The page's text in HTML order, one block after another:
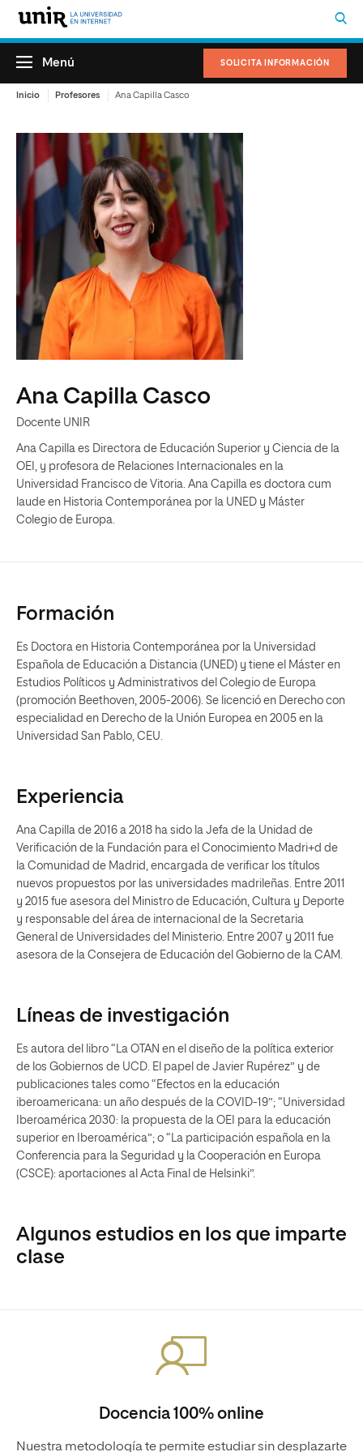
SOLICITA INFORMACIÓN
Menú
Inicio Profesores Ana Capilla Casco
Ana Capilla Casco
Docente UNIR
Ana Capilla es Directora de Educación Superior y Ciencia de la
OEI, y profesora de Relaciones Internacionales en la
Universidad Francisco de Vitoria. Ana Capilla es doctora cum
laude en Historia Contemporánea por la UNED y Máster
Colegio de Europa.
Formación
Es Doctora en Historia Contemporánea por la Universidad
Española de Educación a Distancia (UNED) y tiene el Máster en
Estudios Políticos y Administrativos del Colegio de Europa
(promoción Beethoven, 2005-2006). Se licenció en Derecho con
especialidad en Derecho de la Unión Europea en 2005 en la
Universidad San Pablo, CEU.
Experiencia
Ana Capilla de 2016 a 2018 ha sido la Jefa de la Unidad de
Verificación de la Fundación para el Conocimiento Madri+d de
la Comunidad de Madrid, encargada de verificar los títulos
nuevos propuestos por las universidades madrileñas. Entre 2011
y 2015 fue asesora del Ministro de Educación, Cultura y Deporte
y responsable del área de internacional de la Secretaria
General de Universidades del Ministerio. Entre 2007 y 2011 fue
asesora de la Consejera de Educación del Gobierno de la CAM.
Líneas de investigación
Es autora del libro “La OTAN en el diseño de la política exterior
de los Gobiernos de UCD. El papel de Javier Rupérez” y de
publicaciones tales como “Efectos en la educación
iberoamericana: un año después de la COVID-19”; “Universidad
Iberoamérica 2030: la propuesta de la OEI para la educación
superior en Iberoamérica”; o “La participación española en la
Conferencia para la Seguridad y la Cooperación en Europa
(CSCE): aportaciones al Acta Final de Helsinki”.
Algunos estudios en los que imparte
clase
Docencia 100% online
Nuestra metodología te permite estudiar sin desplazarte